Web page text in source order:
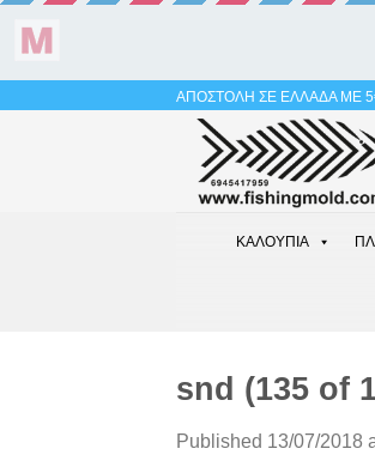
ΑΠΟΣΤΟΛΗ ΣΕ ΕΛΛΑΔΑ ΜΕ
ΚΑΛΟΥΠΙΑ
snd (135 of
Published 13/07/2018